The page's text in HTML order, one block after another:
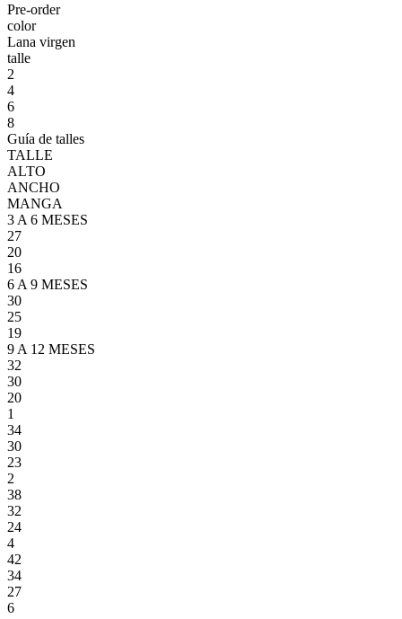
Pre-order
color
Lana virgen
talle
2
4
6
8
Guía de talles
TALLE
ALTO
ANCHO
MANGA
3 A 6 MESES
27
20
16
6 A 9 MESES
30
25
19
9 A 12 MESES
32
30
20
1
34
30
23
2
38
32
24
4
42
34
27
6